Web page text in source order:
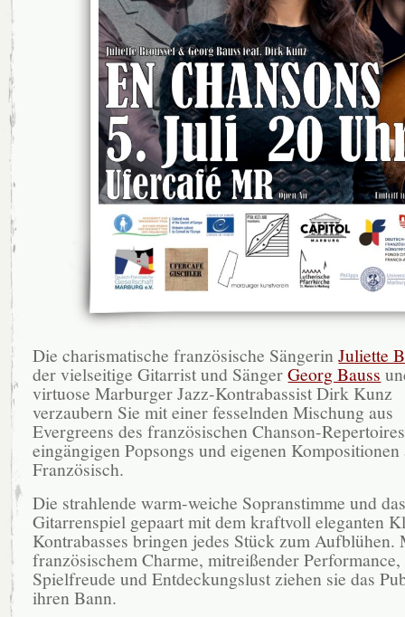
Die charismatische französische SängerinJuliette
der vielseitige Gitarrist und SängerGeorg Bauss
virtuose Marburger Jazz-Kontrabassist Dirk Kunz
verzaubern Sie mit einer fesselnden Mischung aus
Evergreens des französischen Chanson-
eingängigen Popsongs und eigenen
Französisch.
Die strahlende warm-weiche Sopranstimme und
Gitarrenspiel gepaart mit dem kraftvoll eleganten
Kontrabasses bringen jedes Stück zum Aufblühen.
französischem Charme, mitreißender Performance,
Spielfreude und Entdeckungslust ziehen sie das
ihren Bann.